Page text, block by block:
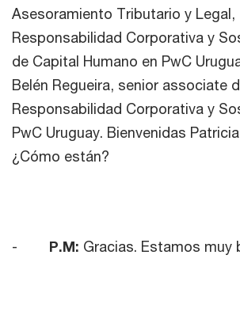
Asesoramiento Tributario y Legal,
Responsabilidad Corporativa y
de Capital Humano en PwC
Belén Regueira, senior associate
Responsabilidad Corporativa y
PwC Uruguay. Bienvenidas
¿Cómo están?
- P.M: Gracias. Estamos muy